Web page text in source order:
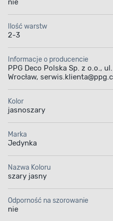
Matowa emalia
Aplikacja farby
nie
Ilość warstw
2-3
Informacje o producencie
PPG Deco Polska Sp. z o.o.,
Wrocław,
Kolor
jasnoszary
Marka
Jedynka
Nazwa Koloru
szary jasny
Odporność na szorowanie
nie